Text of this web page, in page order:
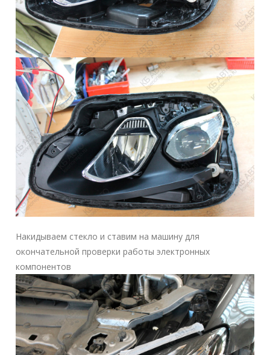
Накидываем стекло и ставим на машину для
окончательной проверки работы электронных
компонентов